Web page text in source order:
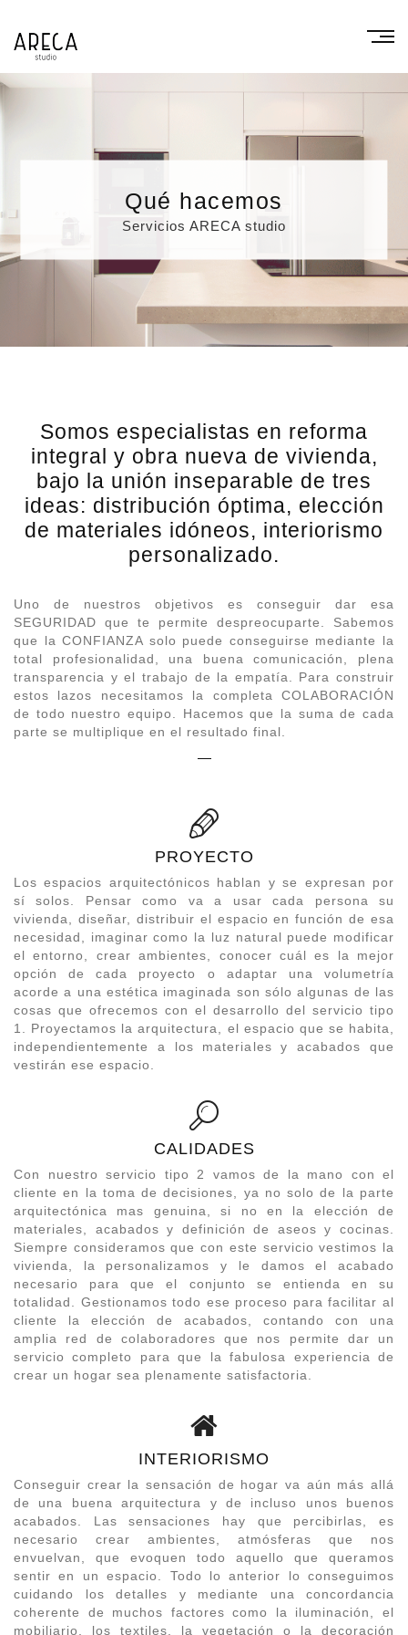
Qué hacemos
Servicios ARECA studio
Somos especialistas en reforma
integral y obra nueva de vivienda,
bajo la unión inseparable de tres
ideas: distribución óptima, elección
de materiales idóneos, interiorismo
personalizado.
Uno de nuestros objetivos es conseguir dar esa
SEGURIDAD que te permite despreocuparte. Sabemos
que la CONFIANZA solo puede conseguirse mediante la
total profesionalidad, una buena comunicación, plena
transparencia y el trabajo de la empatía. Para construir
estos lazos necesitamos la completa COLABORACIÓN
de todo nuestro equipo. Hacemos que la suma de cada
parte se multiplique en el resultado final.
PROYECTO
Los espacios arquitectónicos hablan y se expresan por
sí solos. Pensar como va a usar cada persona su
vivienda, diseñar, distribuir el espacio en función de esa
necesidad, imaginar como la luz natural puede modificar
el entorno, crear ambientes, conocer cuál es la mejor
opción de cada proyecto o adaptar una volumetría
acorde a una estética imaginada son sólo algunas de las
cosas que ofrecemos con el desarrollo del servicio tipo
1. Proyectamos la arquitectura, el espacio que se habita,
independientemente a los materiales y acabados que
vestirán ese espacio.
CALIDADES
Con nuestro servicio tipo 2 vamos de la mano con el
cliente en la toma de decisiones, ya no solo de la parte
arquitectónica mas genuina, si no en la elección de
materiales, acabados y definición de aseos y cocinas.
Siempre consideramos que con este servicio vestimos la
vivienda, la personalizamos y le damos el acabado
necesario para que el conjunto se entienda en su
totalidad. Gestionamos todo ese proceso para facilitar al
cliente la elección de acabados, contando con una
amplia red de colaboradores que nos permite dar un
servicio completo para que la fabulosa experiencia de
crear un hogar sea plenamente satisfactoria.
INTERIORISMO
Conseguir crear la sensación de hogar va aún más allá
de una buena arquitectura y de incluso unos buenos
acabados. Las sensaciones hay que percibirlas, es
necesario crear ambientes, atmósferas que nos
envuelvan, que evoquen todo aquello que queramos
sentir en un espacio. Todo lo anterior lo conseguimos
cuidando los detalles y mediante una concordancia
coherente de muchos factores como la iluminación, el
mobiliario, los textiles, la vegetación o la decoración